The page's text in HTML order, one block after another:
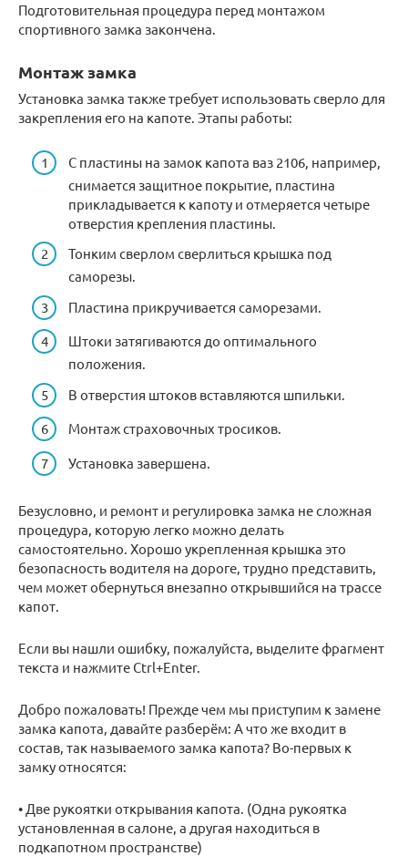
Подготовительная процедура перед монтажом
спортивного замка закончена.
Монтаж замка
Установка замка также требует использовать сверло для
закрепления его на капоте. Этапы работы:
С пластины на замок капота ваз 2106, например,
снимается защитное покрытие, пластина
прикладывается к капоту и отмеряется четыре
отверстия крепления пластины.
Тонким сверлом сверлиться крышка под
саморезы.
Пластина прикручивается саморезами.
Штоки затягиваются до оптимального
положения.
В отверстия штоков вставляются шпильки.
Монтаж страховочных тросиков.
Установка завершена.
Безусловно, и ремонт и регулировка замка не сложная
процедура, которую легко можно делать
самостоятельно. Хорошо укрепленная крышка это
безопасность водителя на дороге, трудно представить,
чем может обернуться внезапно открывшийся на трассе
капот.
Если вы нашли ошибку, пожалуйста, выделите фрагмент
текста и нажмите Ctrl+Enter.
Добро пожаловать! Прежде чем мы приступим к замене
замка капота, давайте разберём: А что же входит в
состав, так называемого замка капота? Во-первых к
замку относятся:
• Две рукоятки открывания капота. (Одна рукоятка
установленная в салоне, а другая находиться в
подкапотном пространстве)